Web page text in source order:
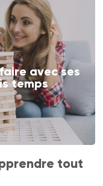
avec ses
temps
tout